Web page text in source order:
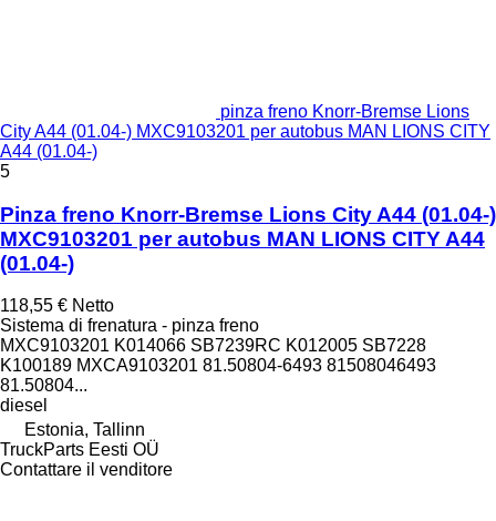
pinza freno Knorr-Bremse Lions
City A44 (01.04-) MXC9103201 per autobus MAN LIONS CITY
A44 (01.04-)
5
Pinza freno Knorr-Bremse Lions City A44 (01.04-)
MXC9103201 per autobus MAN LIONS CITY A44
(01.04-)
118,55 € Netto
Sistema di frenatura - pinza freno
MXC9103201 K014066 SB7239RC K012005 SB7228
K100189 MXCA9103201 81.50804-6493 81508046493
81.50804...
diesel
Estonia, Tallinn
TruckParts Eesti OÜ
Contattare il venditore